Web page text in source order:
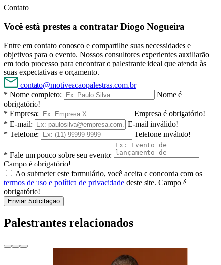
Contato
Você está prestes a contratar Diogo Nogueira
Entre em contato conosco e compartilhe suas necessidades e
objetivos para o evento. Nossos consultores experientes auxiliarão
em todo processo para encontrar o palestrante ideal que atenda às
suas expectativas e orçamento.
contato@motiveacaopalestras.com.br
* Nome completo:
Nome é
obrigatório!
* Empresa:
Empresa é obrigatório!
* E-mail:
E-mail inválido!
* Telefone:
Telefone inválido!
* Fale um pouco sobre seu evento:
Campo é obrigatório!
Ao submeter este formulário, você aceita e concorda com os
termos de uso e política de privacidade deste site. Campo é
obrigatório!
Enviar Solicitação
Palestrantes relacionados